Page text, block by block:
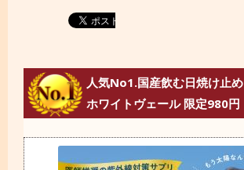
人気No1.国産飲む日焼け止め
ホワイトヴェール 限定980円